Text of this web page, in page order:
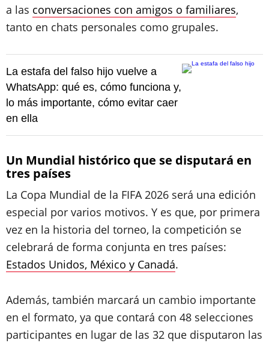
a las conversaciones con amigos o familiares,
tanto en chats personales como grupales.
La estafa del falso hijo vuelve a
WhatsApp: qué es, cómo funciona y,
lo más importante, cómo evitar caer
en ella
Un Mundial histórico que se disputará en
tres países
La Copa Mundial de la FIFA 2026 será una edición
especial por varios motivos. Y es que, por primera
vez en la historia del torneo, la competición se
celebrará de forma conjunta en tres países:
Estados Unidos, México y Canadá.
Además, también marcará un cambio importante
en el formato, ya que contará con 48 selecciones
participantes en lugar de las 32 que disputaron las